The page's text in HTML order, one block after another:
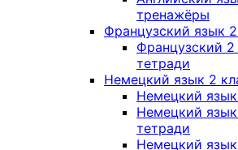
тренажёры
Французский язык
Французский
тетради
Немецкий язык 2
Немецкий
Немецкий
тетради
Немецкий